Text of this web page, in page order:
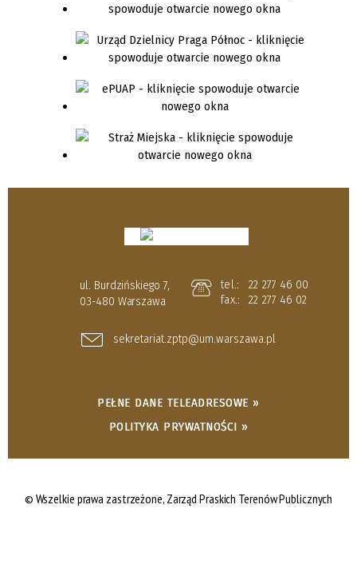
ul. Burdzińskiego 7,
03-480 Warszawa
tel.:
22 277 46 00
fax.:
22 277 46 02
sekretariat.zptp@um.warszawa.pl
PEŁNE DANE TELEADRESOWE »
POLITYKA PRYWATNOŚCI »
© Wszelkie prawa zastrzeżone, Zarząd Praskich Terenów Publicznych